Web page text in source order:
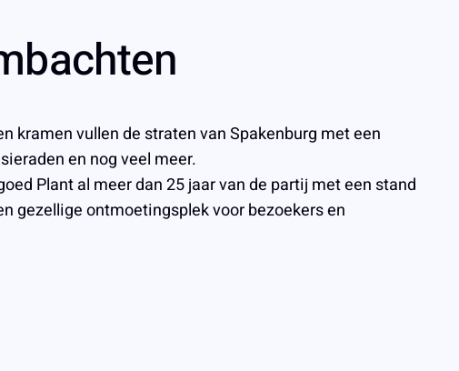
kramen vullen de straten van Spakenburg met een
en nog veel meer.
Plant al meer dan 25 jaar van de partij met een stand
gezellige ontmoetingsplek voor bezoekers en